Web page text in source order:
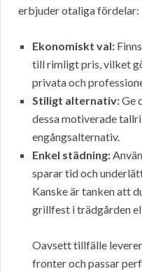
erbjuder otaliga fördelar:
Ekonomiskt val:
till rimligt pris, vilket
privata och
Stiligt alternativ:Ge
dessa motiverade
engångsalternativ.
Enkel städning:
sparar tid och
Kanske är tanken att
grillfest i trädgården
Oavsett tillfälle
fronter och passar